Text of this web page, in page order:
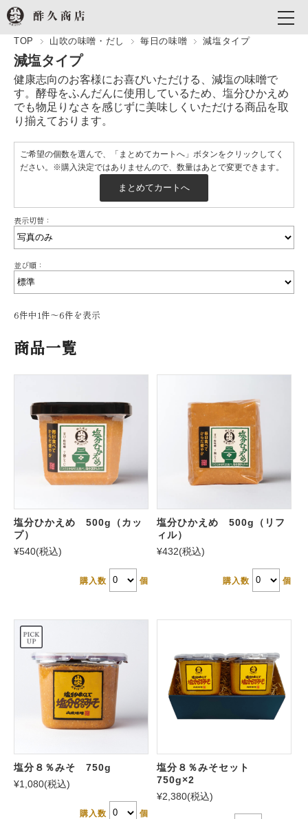
TOP 山吹の味噌・だし 毎日の味噌 減塩タイプ
減塩タイプ
健康志向のお客様にお喜びいただける、減塩の味噌で
す。酵母をふんだんに使用しているため、塩分ひかえめ
でも物足りなさを感じずに美味しくいただける商品を取
り揃えております。
ご希望の個数を選んで、「まとめてカートへ」ボタンをクリックしてく
ださい。※購入決定ではありませんので、数量はあとで変更できます。
表示切替：
並び順：
6件中1件〜6件を表示
商品一覧
塩分ひかえめ 500g（カッ
プ）
¥540(税込)
購入数 個
塩分ひかえめ 500g（リフ
ィル）
¥432(税込)
購入数 個
塩分８％みそ 750g
¥1,080(税込)
購入数 個
塩分８％みそセット
750g×2
¥2,380(税込)